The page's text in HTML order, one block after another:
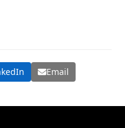
Email